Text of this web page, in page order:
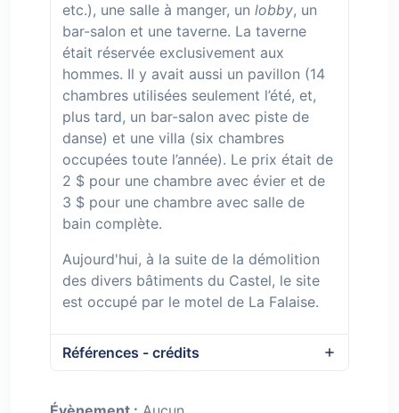
etc.), une salle à manger, unlobby, un
bar-salon et une taverne. La taverne
était réservée exclusivement aux
hommes. Il y avait aussi un pavillon (14
chambres utilisées seulement l’été, et,
plus tard, un bar-salon avec piste de
danse) et une villa (six chambres
occupées toute l’année). Le prix était de
2 $ pour une chambre avec évier et de
3 $ pour une chambre avec salle de
bain complète.
Aujourd'hui, à la suite de la démolition
des divers bâtiments du Castel, le site
est occupé par le motel de La Falaise.
Références - crédits